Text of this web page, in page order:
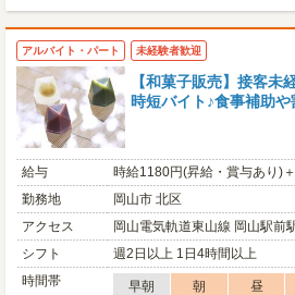
アルバイト・パート 未経験者歓迎
【和菓子販売】接客未
時短バイト♪食事補助
給与
時給1180円(昇給・賞与あり)
勤務地
岡山市 北区
アクセス
岡山電気軌道東山線 岡山駅前
シフト
週2日以上 1日4時間以上
時間帯
早朝 朝 昼